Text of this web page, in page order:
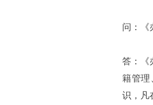
问：《
答：《
籍管理
识，凡